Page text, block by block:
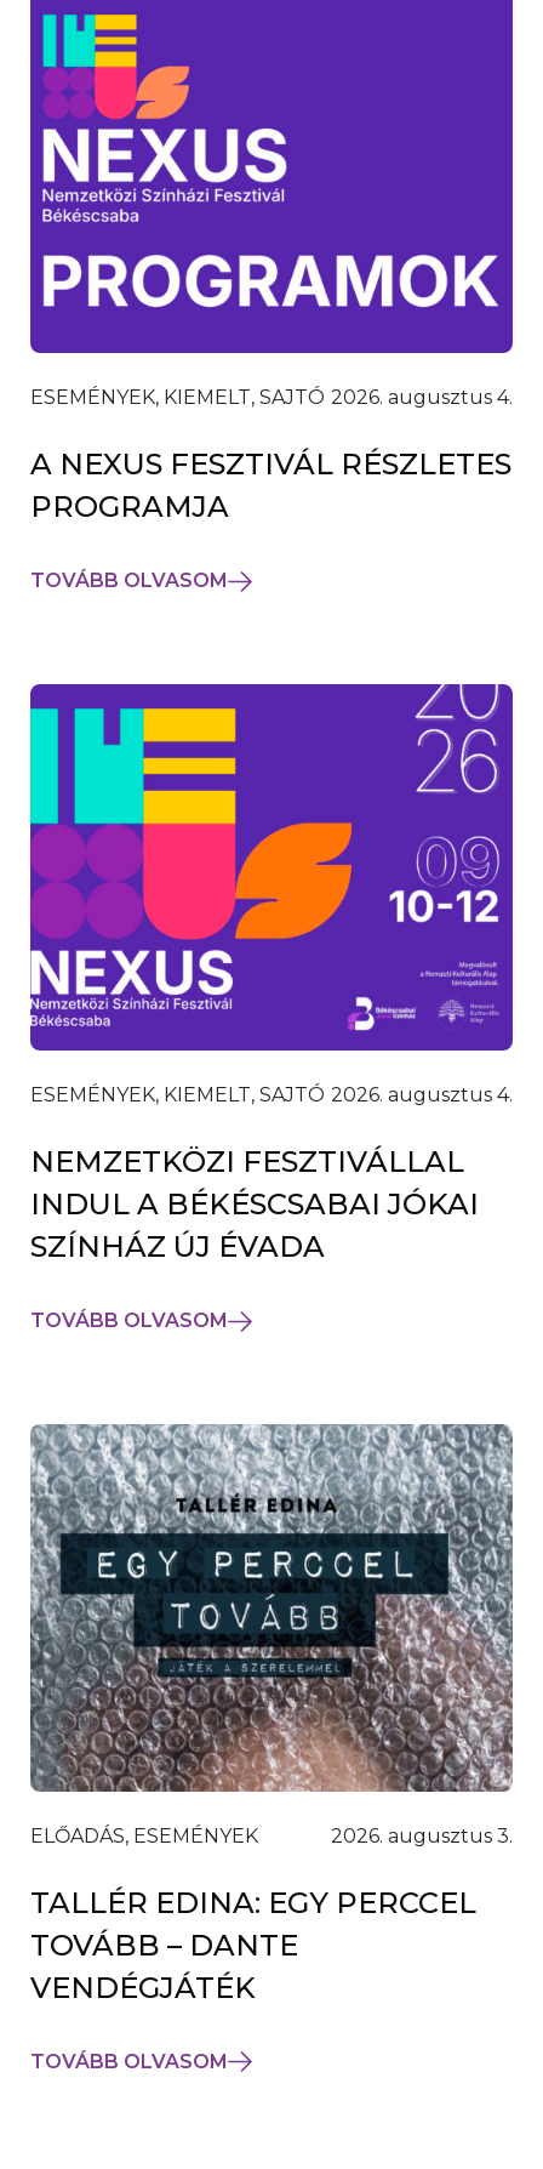
ESEMÉNYEK, KIEMELT, SAJTÓ 2026. augusztus 4.
A NEXUS FESZTIVÁL RÉSZLETES
PROGRAMJA
TOVÁBB OLVASOM
ESEMÉNYEK, KIEMELT, SAJTÓ 2026. augusztus 4.
NEMZETKÖZI FESZTIVÁLLAL
INDUL A BÉKÉSCSABAI JÓKAI
SZÍNHÁZ ÚJ ÉVADA
TOVÁBB OLVASOM
ELŐADÁS, ESEMÉNYEK 2026. augusztus 3.
TALLÉR EDINA: EGY PERCCEL
TOVÁBB – DANTE
VENDÉGJÁTÉK
TOVÁBB OLVASOM